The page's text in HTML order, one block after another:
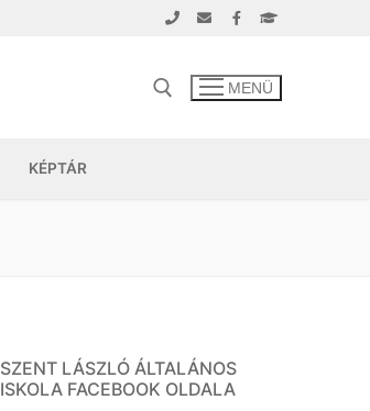
MENÜ
KÉPTÁR
SZENT LÁSZLÓ ÁLTALÁNOS
ISKOLA FACEBOOK OLDALA